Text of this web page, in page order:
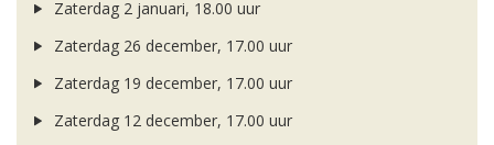
Zaterdag 2 januari, 18.00 uur
Zaterdag 26 december, 17.00 uur
Zaterdag 19 december, 17.00 uur
Zaterdag 12 december, 17.00 uur